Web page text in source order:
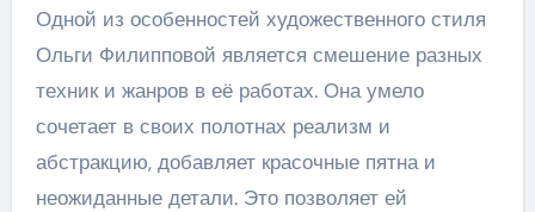
Одной из особенностей художественного стиля
Ольги Филипповой является смешение разных
техник и жанров в её работах. Она умело
сочетает в своих полотнах реализм и
абстракцию, добавляет красочные пятна и
неожиданные детали. Это позволяет ей